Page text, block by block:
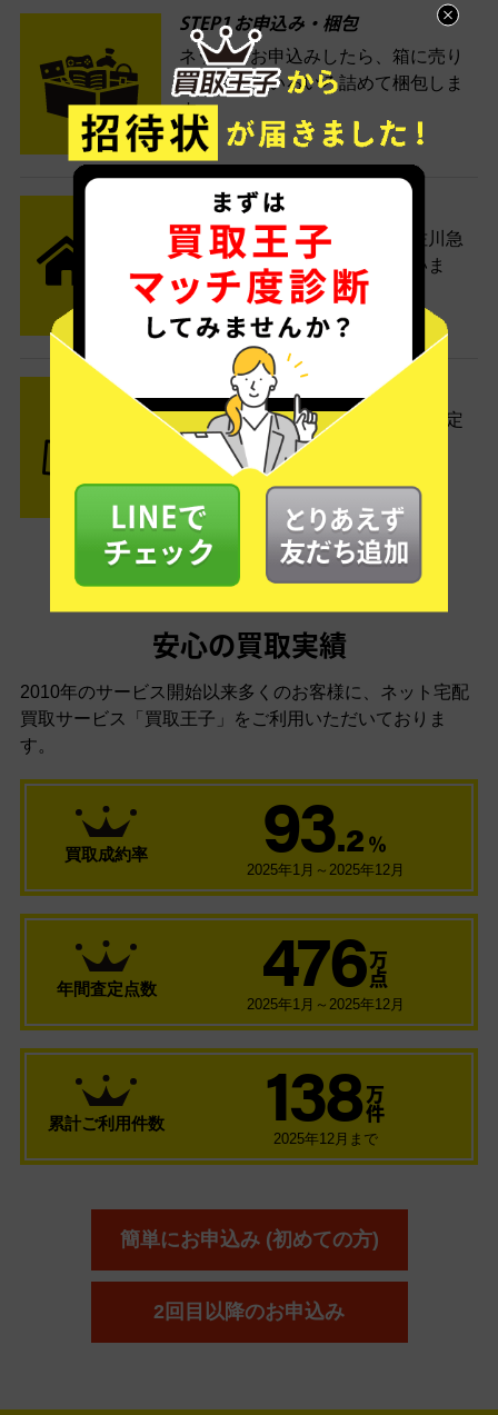
STEP1 お申込み・梱包
ネットでお申込みしたら、箱に売り
たい商品をいろいろ詰めて梱包しま
す。
STEP2 発送
送料無料でご自宅から発送！佐川急
便がご自宅まで引き取りに伺いま
す。
STEP3 ご入金
査定結果はメールでお知らせ。査定
結果がOKなら金額をお支払い！
安心の買取実績
2010年のサービス開始以来多くのお客様に、 ネット宅配
買取サービス「買取王子」をご利用いただいておりま
す。
買取成約率 93.2 ％
2025年1月～2025年12月
年間査定点数 476 万
点
2025年1月～2025年12月
累計ご利用件数 138 万
件
2025年12月まで
簡単にお申込み (初めての方)
2回目以降のお申込み